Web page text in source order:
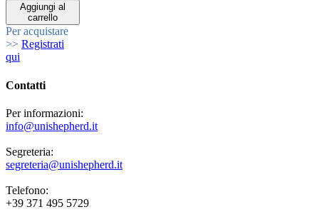
Aggiungi al
carrello
Per acquistare
>> Registrati
qui
Contatti
Per informazioni:
info@unishepherd.it
Segreteria:
segreteria@unishepherd.it
Telefono:
+39 371 495 5729